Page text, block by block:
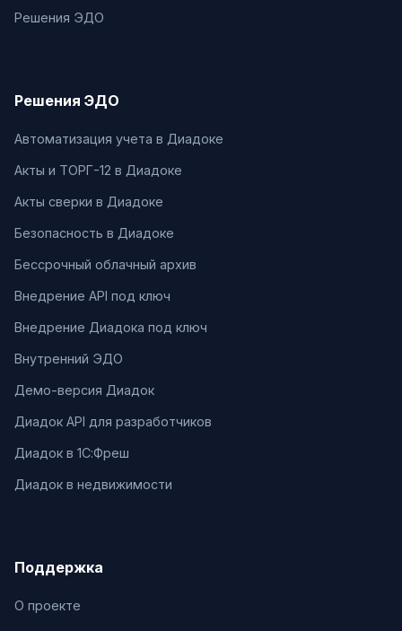
Решения ЭДО
Решения ЭДО
Автоматизация учета в Диадоке
Акты и ТОРГ-12 в Диадоке
Акты сверки в Диадоке
Безопасность в Диадоке
Бессрочный облачный архив
Внедрение API под ключ
Внедрение Диадока под ключ
Внутренний ЭДО
Демо-версия Диадок
Диадок API для разработчиков
Диадок в 1С:Фреш
Диадок в недвижимости
Поддержка
О проекте